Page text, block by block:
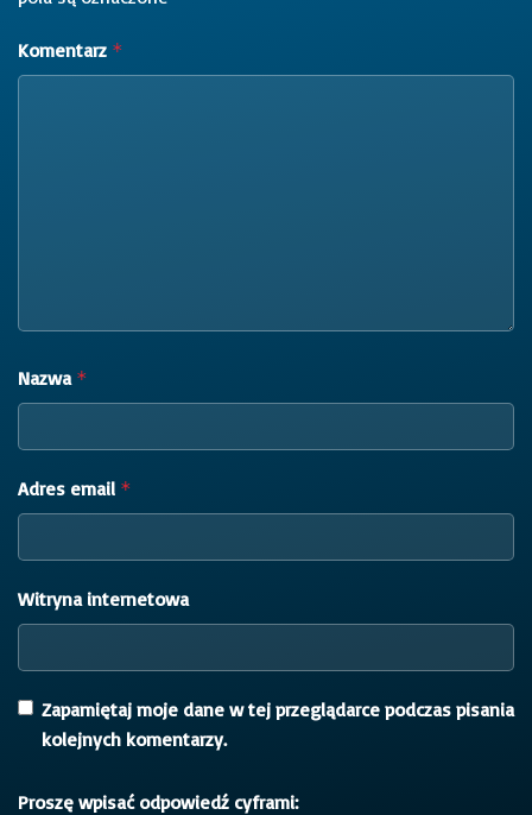
Komentarz *
Nazwa *
Adres email *
Witryna internetowa
Zapamiętaj moje dane w tej przeglądarce podczas pisania
kolejnych komentarzy.
Proszę wpisać odpowiedź cyframi: